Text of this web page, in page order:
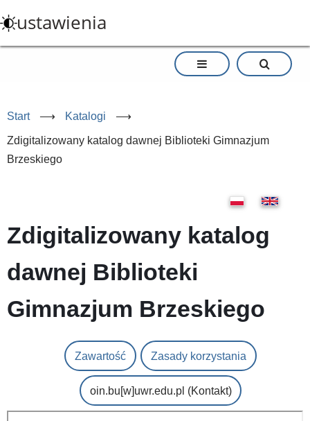
do
treści
ustawienia
Start ⟶ Katalogi ⟶
Zdigitalizowany katalog dawnej Biblioteki Gimnazjum
Brzeskiego
Zdigitalizowany katalog
dawnej Biblioteki
Gimnazjum Brzeskiego
Zawartość Zasady korzystania
oin.bu[w]uwr.edu.pl (Kontakt)